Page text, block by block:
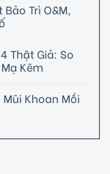
Trì O&M,
Thật Giả: So
Kẽm
Khoan Mồi